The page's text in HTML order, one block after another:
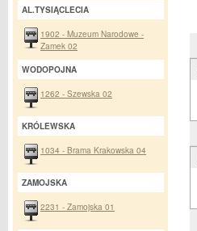
AL.TYSIĄCLECIA
1902 - Muzeum Narodowe -
Zamek 02
WODOPOJNA
1262 - Szewska 02
KRÓLEWSKA
1034 - Brama Krakowska 04
ZAMOJSKA
2231 - Zamojska 01